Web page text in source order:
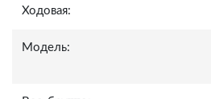
Ходовая:
Модель: